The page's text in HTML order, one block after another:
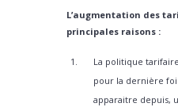
L’augmentation des
principales raisons :
La politique
pour la dernière
apparaitre depuis,